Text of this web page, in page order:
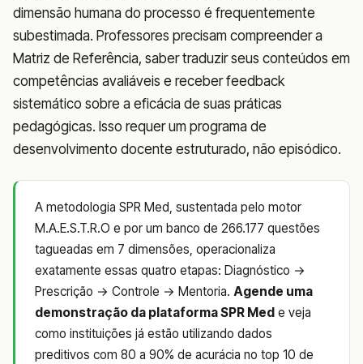
dimensão humana do processo é frequentemente
subestimada. Professores precisam compreender a
Matriz de Referência, saber traduzir seus conteúdos em
competências avaliáveis e receber feedback
sistemático sobre a eficácia de suas práticas
pedagógicas. Isso requer um programa de
desenvolvimento docente estruturado, não episódico.
A metodologia SPR Med, sustentada pelo motor
M.A.E.S.T.R.O e por um banco de 266.177 questões
tagueadas em 7 dimensões, operacionaliza
exatamente essas quatro etapas: Diagnóstico →
Prescrição → Controle → Mentoria. Agende uma
demonstração da plataforma SPR Med e veja
como instituições já estão utilizando dados
preditivos com 80 a 90% de acurácia no top 10 de